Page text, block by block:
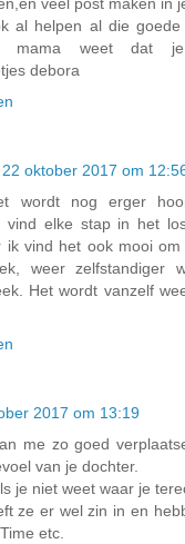
al helpen al die
mama weet dat
debora
22 oktober 2017 om
wordt nog erger
vind elke stap in het
ik vind het ook mooi
weer zelfstandiger
Het wordt vanzelf
2017 om 13:19
me zo goed
van je dochter.
je niet weet waar je
ze er wel zin in en
etc.